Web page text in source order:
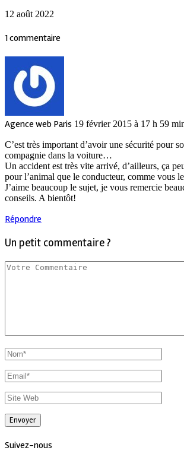
12 août 2022
1 commentaire
Agence web Paris 19 février 2015 à 17 h 59
C’est très important d’avoir une sécurité pour
compagnie dans la voiture…
Un accident est très vite arrivé, d’ailleurs, ça
pour l’animal que le conducteur, comme vous
J’aime beaucoup le sujet, je vous remercie
conseils. A bientôt!
Répondre
Un petit commentaire ?
Suivez-nous